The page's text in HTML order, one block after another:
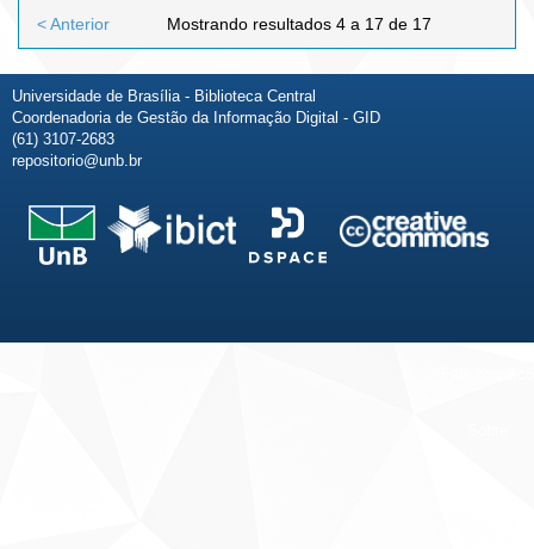
Mostrando resultados 4 a 17 de 17
< Anterior
Universidade de Brasília - Biblioteca Central
Coordenadoria de Gestão da Informação Digital - GID
(61) 3107-2683
repositorio@unb.br